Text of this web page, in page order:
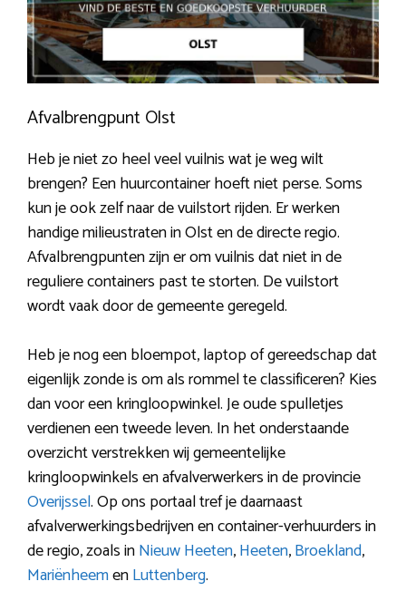
Afvalbrengpunt Olst
Heb je niet zo heel veel vuilnis wat je weg wilt
brengen? Een huurcontainer hoeft niet perse. Soms
kun je ook zelf naar de vuilstort rijden. Er werken
handige milieustraten in Olst en de directe regio.
Afvalbrengpunten zijn er om vuilnis dat niet in de
reguliere containers past te storten. De vuilstort
wordt vaak door de gemeente geregeld.
Heb je nog een bloempot, laptop of gereedschap dat
eigenlijk zonde is om als rommel te classificeren? Kies
dan voor een kringloopwinkel. Je oude spulletjes
verdienen een tweede leven. In het onderstaande
overzicht verstrekken wij gemeentelijke
kringloopwinkels en afvalverwerkers in de provincie
Overijssel. Op ons portaal tref je daarnaast
afvalverwerkingsbedrijven en container-verhuurders in
de regio, zoals inNieuw Heeten,Heeten,Broekland,
MariënheemenLuttenberg.